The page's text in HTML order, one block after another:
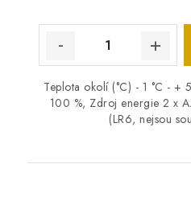
Teplota okolí (°C) - 1 °C - +
100 %, Zdroj energie 2 x
(LR6, nejsou